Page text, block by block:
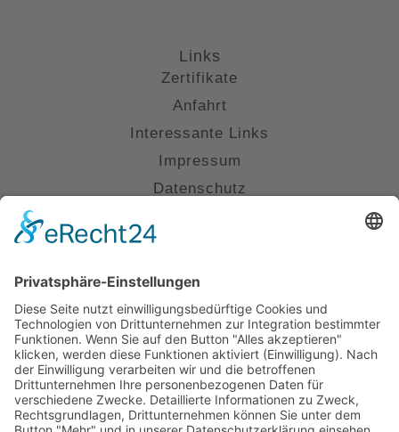
Links
Zertifikate
Anfahrt
Interessante Links
Impressum
Datenschutz
info@kanzlei-smannheim.de
Uhlandstraße 16, 70182 Stuttgart